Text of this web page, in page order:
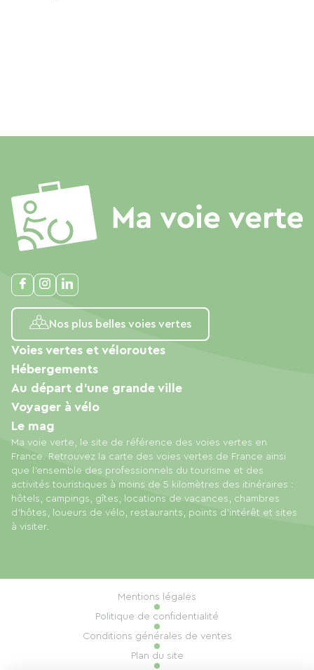
Nos plus belles voies vertes
Ma voie verte, le site de référence des voies vertes en
France. Retrouvez la carte des voies vertes de France ainsi
que l'ensemble des professionnels du tourisme et des
activités touristiques à moins de 5 kilomètres des itinéraires :
hôtels, campings, gîtes, locations de vacances, chambres
d'hôtes, loueurs de vélo, restaurants, points d'intérêt et sites
à visiter.
Voies vertes et véloroutes
Hébergements
Au départ d'une grande ville
Voyager à vélo
Le mag
Mentions légales
Politique de confidentialité
Conditions générales de ventes
Plan du site